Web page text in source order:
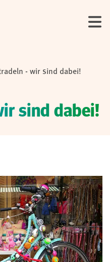
- wir sind dabei!
sind dabei!